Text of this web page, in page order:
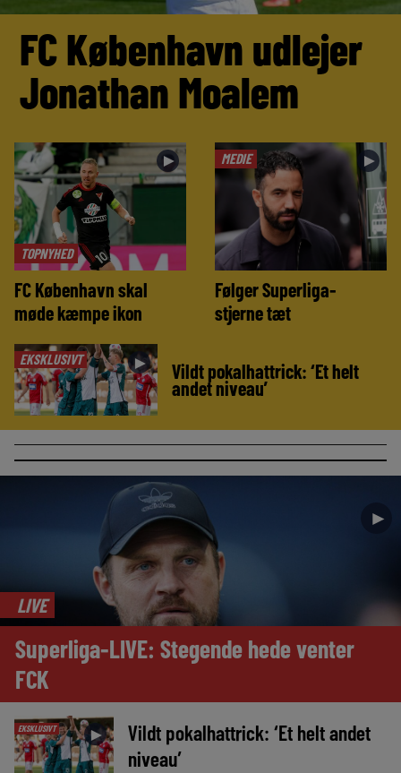
FC København udlejer
Jonathan Moalem
TOPNYHED
►
FC København skal
møde kæmpe ikon
MEDIE ►
Følger Superliga-
stjerne tæt
EKSKLUSIVT ► Vildt pokalhattrick: ‘Et helt
andet niveau’
►
LIVE
Superliga-LIVE: Stegende hede venter
FCK
EKSKLUSIVT ►
Vildt pokalhattrick: ‘Et helt andet
niveau’